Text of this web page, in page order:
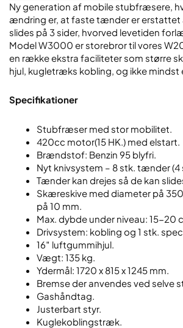
Ny generation af mobile stubfræsere,
ændring er, at faste tænder er erstattet
slides på 3 sider, hvorved levetiden
Model W3000 er storebror til vores
en række ekstra faciliteter som større
hjul, kugletræks kobling, og ikke mindst
Specifikationer
Stubfræser med stor mobilitet.
420cc motor(15 HK.) med elstart.
Brændstof: Benzin 95 blyfri.
Nyt knivsystem – 8 stk. tænder (4
Tænder kan drejes så de kan
Skæreskive med diameter på
på 10 mm.
Max. dybde under niveau: 15-20
Drivsystem: kobling og 1 stk.
16″ luftgummihjul.
Vægt: 135 kg.
Ydermål: 1720 x 815 x 1245 mm.
Bremse der anvendes ved selve
Gashåndtag.
Justerbart styr.
Kuglekoblingstræk.